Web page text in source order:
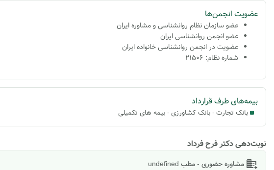
عضویت انجمن‌ها
عضو سازمان نظام روانشناسی و مشاوره ایران
عضو انجمن روانشناسی ایران
عضویت در انجمن روانشناسی خانواده ایران
شماره نظام: 21506
بیمه‌های طرف قرارداد
بانک تجارت-بانک کشاورزی-بیمه های تکمیلی
نوبت‌دهی دکتر فرح فرداد
مشاوره حضوری - مطب undefined